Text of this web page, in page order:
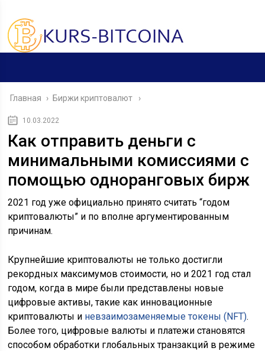
Главная › Биржи криптовалют
10.03.2022
Как отправить деньги с
минимальными комиссиями с
помощью одноранговых бирж
2021 год уже официально принято считать “годом
криптовалюты” и по вполне аргументированным
причинам.
Крупнейшие криптовалюты не только достигли
рекордных максимумов стоимости, но и 2021 год стал
годом, когда в мире были представлены новые
цифровые активы, такие как инновационные
криптовалюты и невзаимозаменяемые токены (NFT).
Более того, цифровые валюты и платежи становятся
способом обработки глобальных транзакций в режиме